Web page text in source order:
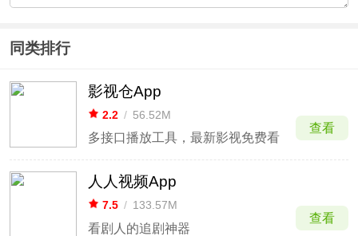
同类排行
影视仓App
2.2 / 56.52M
多接口播放工具，最新影视免费看
查看
人人视频App
7.5 / 133.57M
看剧人的追剧神器
查看